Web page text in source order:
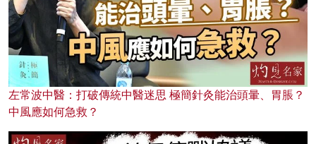
左常波中醫：打破傳統中醫迷思 極簡針灸能治頭暈、胃脹？
中風應如何急救？